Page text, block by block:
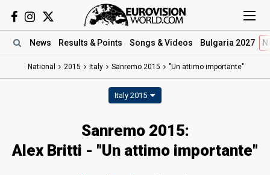
News Results & Points Songs & Videos Bulgaria 2027
National 2015 Italy Sanremo 2015 "Un attimo importante"
Italy 2015
Sanremo 2015:
Alex Britti - "Un attimo importante"